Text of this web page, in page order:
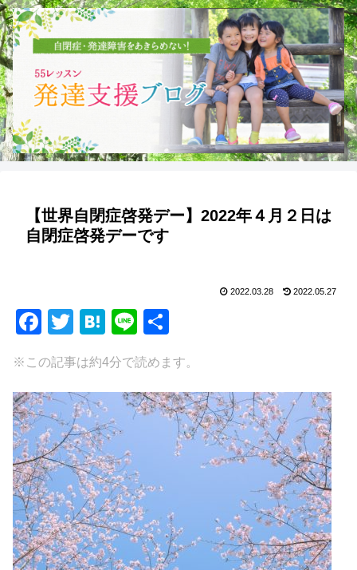
【世界自閉症啓発デー】2022年４月２日は
自閉症啓発デーです
2022.03.28 2022.05.27
F
c
e
b
o
o
k
T
tt
er
H
e
n
a
Li
e
※この記事は約4分で読めます。